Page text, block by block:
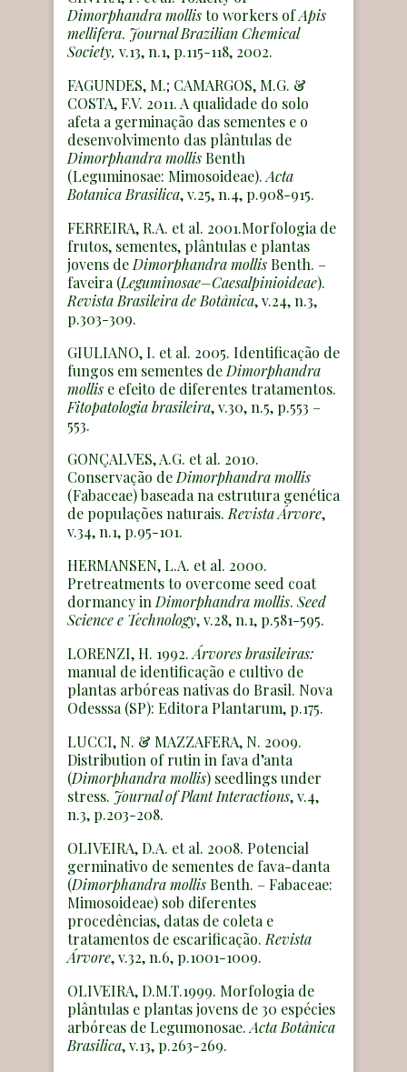
Dimorphandra mollisto workers ofApis
mellifera. Journal Brazilian Chemical
Society, v.13, n.1, p.115-118, 2002.
FAGUNDES, M.; CAMARGOS, M.G. &
COSTA, F.V. 2011. A qualidade do solo
afeta a germinação das sementes e o
desenvolvimento das plântulas de
Dimorphandra mollisBenth
(Leguminosae: Mimosoideae). Acta
Botanica Brasilica, v.25, n.4, p.908-915.
FERREIRA, R.A. et al. 2001.Morfologia de
frutos, sementes, plântulas e plantas
jovens de Dimorphandra mollisBenth. –
faveira (Leguminosae–Caesalpinioideae).
Revista Brasileira de Botânica, v.24, n.3,
p.303-309.
GIULIANO, I. et al. 2005. Identificação de
fungos em sementes de Dimorphandra
mollis e efeito de diferentes tratamentos.
Fitopatologia brasileira, v.30, n.5, p.553 –
553.
GONÇALVES, A.G. et al. 2010.
Conservação de Dimorphandra mollis
(Fabaceae) baseada na estrutura genética
de populações naturais. Revista Árvore,
v.34, n.1, p.95-101.
HERMANSEN, L.A. et al. 2000.
Pretreatments to overcome seed coat
dormancy in Dimorphandra mollis. Seed
Science e Technology, v.28, n.1, p.581-595.
LORENZI, H. 1992. Árvores brasileiras:
manual de identificação e cultivo de
plantas arbóreas nativas do Brasil. Nova
Odesssa (SP): Editora Plantarum, p.175.
LUCCI, N. & MAZZAFERA, N. 2009.
Distribution of rutin in fava d’anta
(Dimorphandra mollis) seedlings under
stress. Journal of Plant Interactions, v.4,
n.3, p.203-208.
OLIVEIRA, D.A. et al. 2008. Potencial
germinativo de sementes de fava-danta
(Dimorphandra mollisBenth. – Fabaceae:
Mimosoideae) sob diferentes
procedências, datas de coleta e
tratamentos de escarificação. Revista
Árvore, v.32, n.6, p.1001-1009.
OLIVEIRA, D.M.T.1999. Morfologia de
plântulas e plantas jovens de 30 espécies
arbóreas de Legumonosae. Acta Botânica
Brasilica, v.13, p.263-269.